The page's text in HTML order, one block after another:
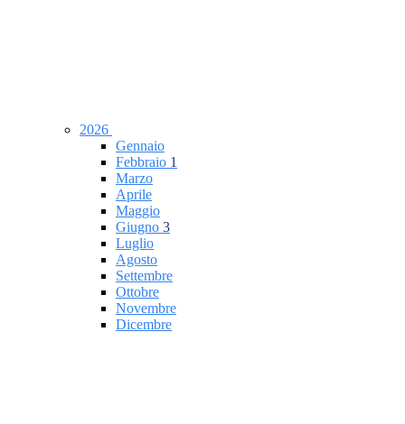
2026
Gennaio
Febbraio 1
Marzo
Aprile
Maggio
Giugno 3
Luglio
Agosto
Settembre
Ottobre
Novembre
Dicembre